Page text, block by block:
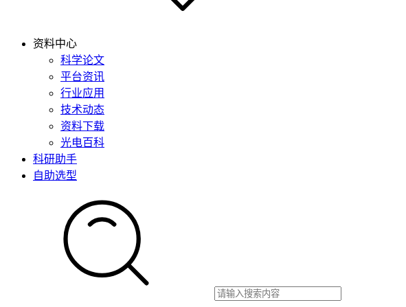
资料中心
科学论文
平台资讯
行业应用
技术动态
资料下载
光电百科
科研助手
自助选型